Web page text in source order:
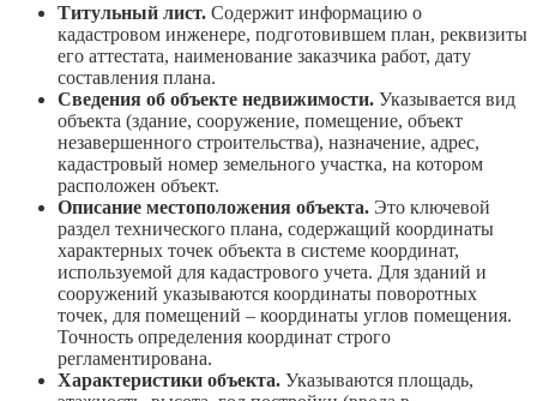
Титульный лист. Содержит информацию о
кадастровом инженере, подготовившем план, реквизиты
его аттестата, наименование заказчика работ, дату
составления плана.
Сведения об объекте недвижимости. Указывается вид
объекта (здание, сооружение, помещение, объект
незавершенного строительства), назначение, адрес,
кадастровый номер земельного участка, на котором
расположен объект.
Описание местоположения объекта. Это ключевой
раздел технического плана, содержащий координаты
характерных точек объекта в системе координат,
используемой для кадастрового учета. Для зданий и
сооружений указываются координаты поворотных
точек, для помещений – координаты углов помещения.
Точность определения координат строго
регламентирована.
Характеристики объекта. Указываются площадь,